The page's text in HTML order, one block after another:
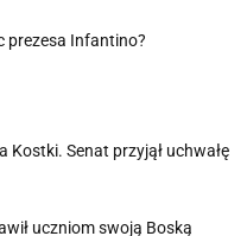
prezesa Infantino?
Kostki. Senat przyjął uchwałę
uczniom swoją Boską